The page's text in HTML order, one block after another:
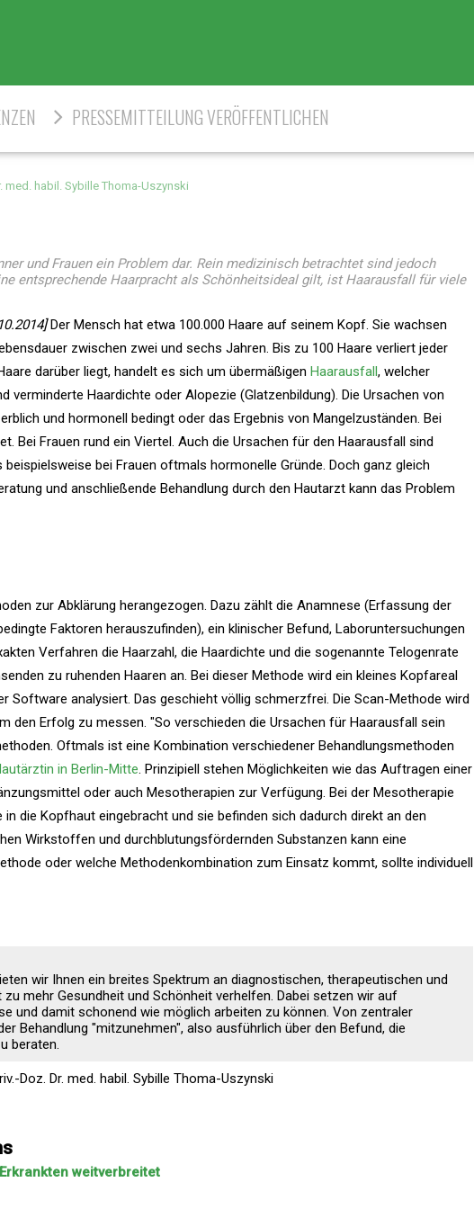
PRESSEMITTEILUNG VERÖFFENTLICHEN
med. habil. Sybille Thoma-Uszynski
und Frauen ein Problem dar. Rein medizinisch betrachtet sind jedoch
entsprechende Haarpracht als Schönheitsideal gilt, ist Haarausfall für viele
Der Mensch hat etwa 100.000 Haare auf seinem Kopf. Sie wachsen
zwischen zwei und sechs Jahren. Bis zu 100 Haare verliert jeder
darüber liegt, handelt es sich um übermäßigen Haarausfall, welcher
verminderte Haardichte oder Alopezie (Glatzenbildung). Die Ursachen von
und hormonell bedingt oder das Ergebnis von Mangelzuständen. Bei
Bei Frauen rund ein Viertel. Auch die Ursachen für den Haarausfall sind
bei Frauen oftmals hormonelle Gründe. Doch ganz gleich
und anschließende Behandlung durch den Hautarzt kann das Problem
zur Abklärung herangezogen. Dazu zählt die Anamnese (Erfassung der
Faktoren herauszufinden), ein klinischer Befund, Laboruntersuchungen
Verfahren die Haarzahl, die Haardichte und die sogenannte Telogenrate
zu ruhenden Haaren an. Bei dieser Methode wird ein kleines Kopfareal
Software analysiert. Das geschieht völlig schmerzfrei. Die Scan-Methode wird
den Erfolg zu messen. "So verschieden die Ursachen für Haarausfall sein
Oftmals ist eine Kombination verschiedener Behandlungsmethoden
in Berlin-Mitte. Prinzipiell stehen Möglichkeiten wie das Auftragen einer
oder auch Mesotherapien zur Verfügung. Bei der Mesotherapie
die Kopfhaut eingebracht und sie befinden sich dadurch direkt an den
Wirkstoffen und durchblutungsfördernden Substanzen kann eine
oder welche Methodenkombination zum Einsatz kommt, sollte individuell
wir Ihnen ein breites Spektrum an diagnostischen, therapeutischen und
mehr Gesundheit und Schönheit verhelfen. Dabei setzen wir auf
und damit schonend wie möglich arbeiten zu können. Von zentraler
Behandlung "mitzunehmen", also ausführlich über den Befund, die
beraten.
Doz. Dr. med. habil. Sybille Thoma-Uszynski
weitverbreitet